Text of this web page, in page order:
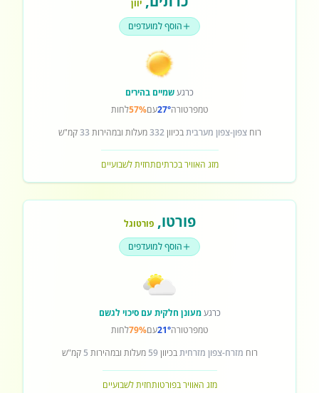
יוון
הוסף למועדפים
כרגעשמיים בהירים
טמפרטורה27°עם57%לחות
רוחצפון-צפון מערביתבכיוון332מעלות ובמהירות 33קמ"ש
מזג האוויר בכרתיםתחזית לשבועיים
פורטו,פורטוגל
הוסף למועדפים
כרגעמעונן חלקית עם סיכוי לגשם
טמפרטורה21°עם79%לחות
רוח מזרח-צפון מזרחיתבכיוון59 מעלות ובמהירות 5 קמ"ש
מזג האוויר בפורטותחזית לשבועיים